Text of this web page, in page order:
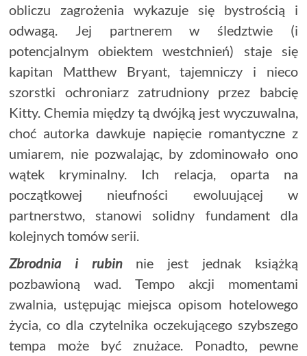
obliczu zagrożenia wykazuje się bystrością i
odwagą. Jej partnerem w śledztwie (i
potencjalnym obiektem westchnień) staje się
kapitan Matthew Bryant, tajemniczy i nieco
szorstki ochroniarz zatrudniony przez babcię
Kitty. Chemia między tą dwójką jest wyczuwalna,
choć autorka dawkuje napięcie romantyczne z
umiarem, nie pozwalając, by zdominowało ono
wątek kryminalny. Ich relacja, oparta na
początkowej nieufności ewoluującej w
partnerstwo, stanowi solidny fundament dla
kolejnych tomów serii.
Zbrodnia i rubinnie jest jednak książką
pozbawioną wad. Tempo akcji momentami
zwalnia, ustępując miejsca opisom hotelowego
życia, co dla czytelnika oczekującego szybszego
tempa może być znużace. Ponadto, pewne